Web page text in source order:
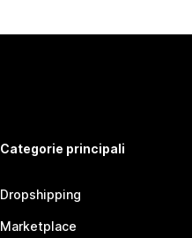
Categorie principali
Dropshipping
Marketplace